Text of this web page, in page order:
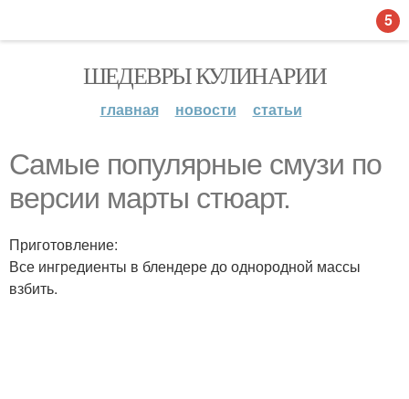
ШЕДЕВРЫ КУЛИНАРИИ
главная новости статьи
Самые популярные смузи по
версии марты стюарт.
Приготовление:
Все ингредиенты в блендере до однородной массы
взбить.
5